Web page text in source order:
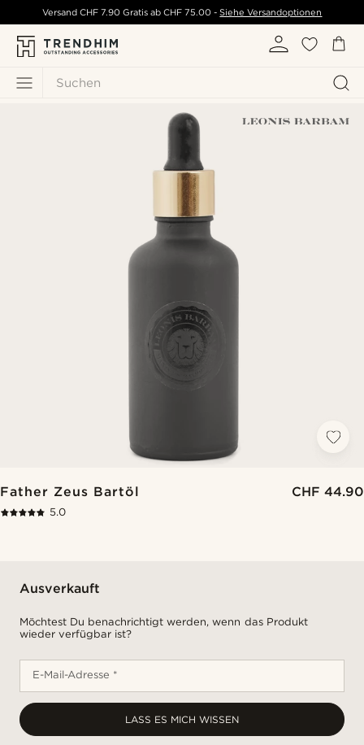
Suchen
Versand CHF 7.90 Gratis ab CHF 75.00 - Siehe Versandoptionen
Father Zeus Bartöl CHF 44.90
5.0
Ausverkauft
Möchtest Du benachrichtigt werden, wenn das Produkt
wieder verfügbar ist?
E-Mail-Adresse *
LASS ES MICH WISSEN